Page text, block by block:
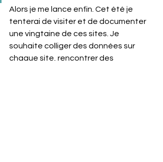
Alors je me lance enfin. Cet été je
tenterai de visiter et de documenter
une vingtaine de ces sites . Je
souhaite colliger des données sur
chaque site, rencontrer des